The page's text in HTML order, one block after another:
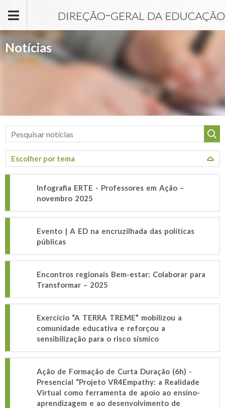
Notícias
Infografia ERTE - Professores em Ação –
novembro 2025
Evento | A ED na encruzilhada das políticas
públicas
Encontros regionais Bem-estar: Colaborar para
Transformar – 2025
Exercício “A TERRA TREME” mobilizou a
comunidade educativa e reforçou a
sensibilização para o risco sísmico
Ação de Formação de Curta Duração (6h) -
Presencial “Projeto VR4Empathy: a Realidade
Virtual como ferramenta de apoio ao ensino-
aprendizagem e ao desenvolvimento de